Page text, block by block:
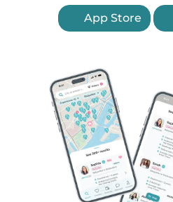
App Store